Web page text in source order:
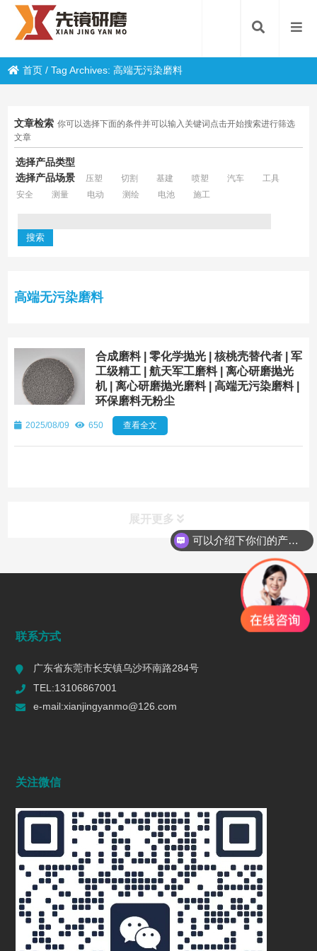
首页 /Tag Archives: 高端无污染磨料
文章检索 你可以选择下面的条件并可以输入关键词点击开始搜索进行筛选
文章
选择产品类型
选择产品场景
压塑 切割 基建 喷塑 汽车
工具
安全
测量 电动 测绘 电池 施工
高端无污染磨料
合成磨料 | 零化学抛光 | 核桃壳替代者 | 军
工级精工 | 航天军工磨料 | 离心研磨抛光
机 | 离心研磨抛光磨料 | 高端无污染磨料 |
环保磨料无粉尘
2025/08/09 650 查看全文
展开更多
抛光机：多行业的表面处理能手
2024/11/27 1216
干式离心研磨机：工业研磨领域的革新巨
擘
2025/04/09 959
联系方式
广东省东莞市长安镇乌沙环南路284号
TEL:13106867001
e-mail:xianjingyanmo@126.com
关注微信
可以介绍下你们的产品么